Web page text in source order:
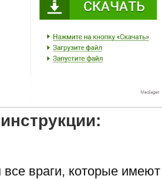
враги, которые